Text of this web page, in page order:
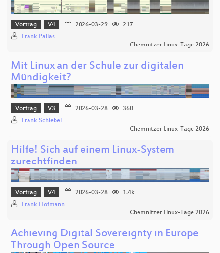
Vortrag V4 2026-03-29
217
Frank Pallas
Chemnitzer Linux-Tage 2026
Mit Linux an der Schule zur digitalen
Mündigkeit?
Vortrag V3 2026-03-28
360
Frank Schiebel
Chemnitzer Linux-Tage 2026
Hilfe! Sich auf einem Linux-System
zurechtfinden
Vortrag V4 2026-03-28
1.4k
Frank Hofmann
Chemnitzer Linux-Tage 2026
Achieving Digital Sovereignty in Europe
Through Open Source